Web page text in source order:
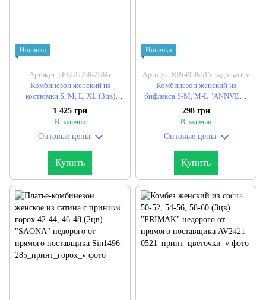
Новинка
Артикул: 2PLGU768-7584v
Комбинезон женский из
костюмки S, M, L, XL (3цв)
"TIVARDO" недорого от
прямого поставщика
1 425 грн
В наличии
Оптовые цены
Купить
Новинка
Артикул: RIN4958-515_надп_wet_v
Комбинезон женский из
бифлекса S-M, M-L "ANNVER"
недорого от прямого
поставщика
298 грн
В наличии
Оптовые цены
Купить